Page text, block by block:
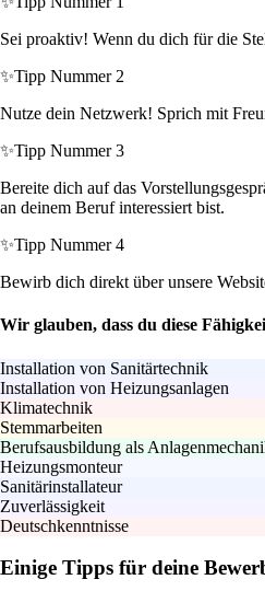
Sei proaktiv! Wenn du dich für die
✨Tipp Nummer 2
Nutze dein Netzwerk! Sprich mit
✨Tipp Nummer 3
Bereite dich auf das
an deinem Beruf interessiert bist.
✨Tipp Nummer 4
Bewirb dich direkt über unsere
Wir glauben, dass du diese
Installation von Sanitärtechnik
Installation von Heizungsanlagen
Klimatechnik
Stemmarbeiten
Berufsausbildung als
Heizungsmonteur
Sanitärinstallateur
Zuverlässigkeit
Deutschkenntnisse
Einige Tipps für deine